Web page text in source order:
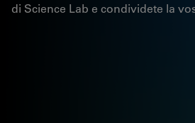
di Science Lab e condividete la